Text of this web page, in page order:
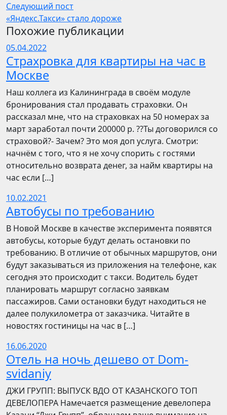
Следующий пост
«Яндекс.Такси» стало дороже
Похожие публикации
05.04.2022
Страхровка для квартиры на час в
Москве
Наш коллега из Калининграда в своём модуле
бронирования стал продавать страховки. Он
рассказал мне, что на страховках на 50 номерах за
март заработал почти 200000 р. ??Ты договорился со
страховой?- Зачем? Это моя доп услуга. Смотри:
начнём с того, что я не хочу спорить с гостями
относительно возврата денег, за найм квартиры на
час если […]
10.02.2021
Автобусы по требованию
В Новой Москве в качестве эксперимента появятся
автобусы, которые будут делать остановки по
требованию. В отличие от обычных маршрутов, они
будут заказываться из приложения на телефоне, как
сегодня это происходит с такси. Водитель будет
планировать маршрут согласно заявкам
пассажиров. Сами остановки будут находиться не
далее полукилометра от заказчика. Читайте в
новостях гостиницы на час в […]
16.06.2020
Отель на ночь дешево от Dom-
svidaniy
​​ДЖИ ГРУПП: ВЫПУСК ВДО ОТ КАЗАНСКОГО ТОП
ДЕВЕЛОПЕРА Намечается размещение девелопера